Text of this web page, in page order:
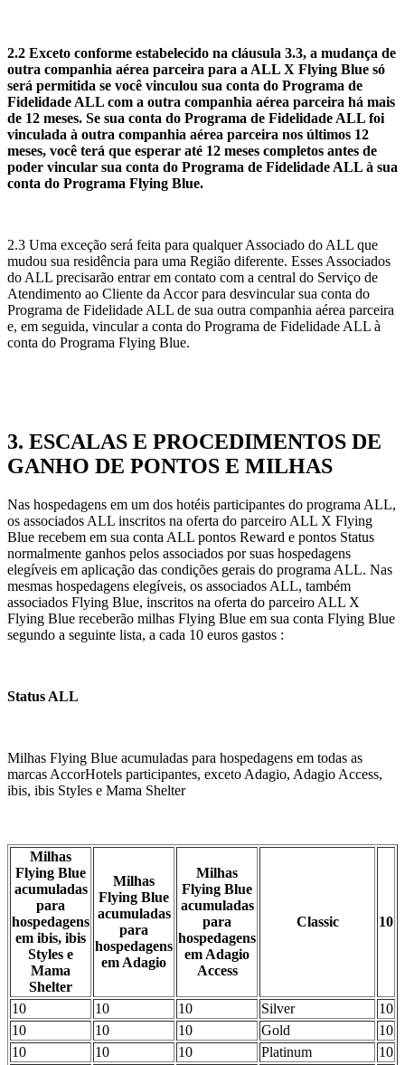
2.2 Exceto conforme estabelecido na cláusula 3.3, a mudança de
outra companhia aérea parceira para a ALL X Flying Blue só
será permitida se você vinculou sua conta do Programa de
Fidelidade ALL com a outra companhia aérea parceira há mais
de 12 meses. Se sua conta do Programa de Fidelidade ALL foi
vinculada à outra companhia aérea parceira nos últimos 12
meses, você terá que esperar até 12 meses completos antes de
poder vincular sua conta do Programa de Fidelidade ALL à sua
conta do Programa Flying Blue.
2.3 Uma exceção será feita para qualquer Associado do ALL que
mudou sua residência para uma Região diferente. Esses Associados
do ALL precisarão entrar em contato com a central do Serviço de
Atendimento ao Cliente da Accor para desvincular sua conta do
Programa de Fidelidade ALL de sua outra companhia aérea parceira
e, em seguida, vincular a conta do Programa de Fidelidade ALL à
conta do Programa Flying Blue.
3. ESCALAS E PROCEDIMENTOS DE
GANHO DE PONTOS E MILHAS
Nas hospedagens em um dos hotéis participantes do programa ALL,
os associados ALL inscritos na oferta do parceiro ALL X Flying
Blue recebem em sua conta ALL pontos Reward e pontos Status
normalmente ganhos pelos associados por suas hospedagens
elegíveis em aplicação das condições gerais do programa ALL. Nas
mesmas hospedagens elegíveis, os associados ALL, também
associados Flying Blue, inscritos na oferta do parceiro ALL X
Flying Blue receberão milhas Flying Blue em sua conta Flying Blue
segundo a seguinte lista, a cada 10 euros gastos :
Status ALL
Milhas Flying Blue acumuladas para hospedagens em todas as
marcas AccorHotels participantes, exceto Adagio, Adagio Access,
ibis, ibis Styles e Mama Shelter
Milhas
Flying Blue
acumuladas
para
hospedagens
em ibis, ibis
Styles e
Mama
Shelter
Milhas
Flying Blue
acumuladas
para
hospedagens
em Adagio
Milhas
Flying Blue
acumuladas
para
hospedagens
em Adagio
Access
Classic 10
10 10 10 Silver
10
10
10 10 Gold
10
10
10 10 Platinum 10